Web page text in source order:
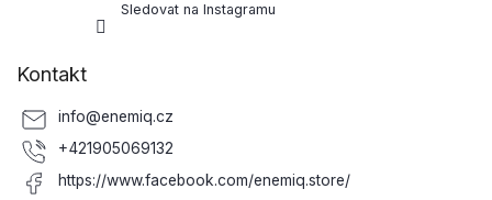
Sledovat na Instagramu
Kontakt
info@enemiq.cz
+421905069132
https://www.facebook.com/enemiq.store/